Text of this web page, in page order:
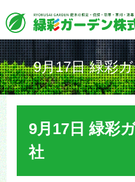
9月17日 緑彩
9月17日 緑彩
社